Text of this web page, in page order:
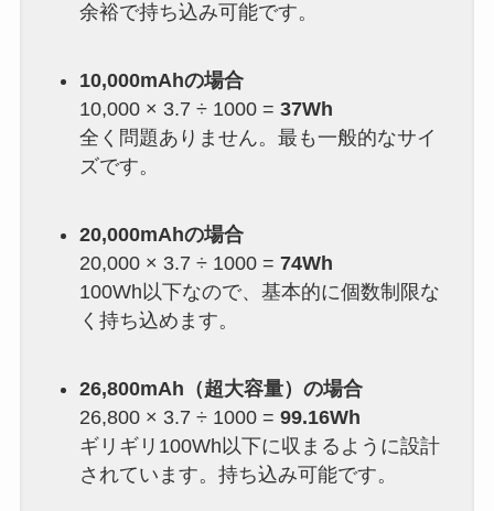
余裕で持ち込み可能です。
10,000mAhの場合
10,000 × 3.7 ÷ 1000 = 37Wh
全く問題ありません。最も一般的なサイ
ズです。
20,000mAhの場合
20,000 × 3.7 ÷ 1000 = 74Wh
100Wh以下なので、基本的に個数制限な
く持ち込めます。
26,800mAh（超大容量）の場合
26,800 × 3.7 ÷ 1000 = 99.16Wh
ギリギリ100Wh以下に収まるように設計
されています。持ち込み可能です。